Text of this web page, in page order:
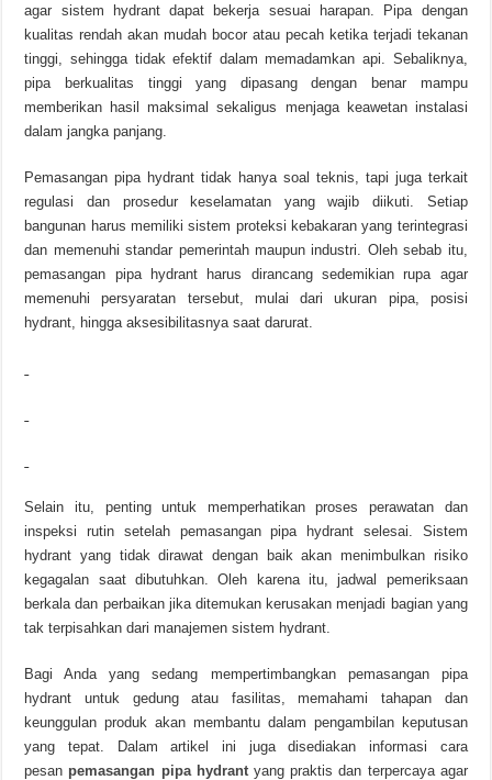
agar sistem hydrant dapat bekerja sesuai harapan. Pipa dengan
kualitas rendah akan mudah bocor atau pecah ketika terjadi tekanan
tinggi, sehingga tidak efektif dalam memadamkan api. Sebaliknya,
pipa berkualitas tinggi yang dipasang dengan benar mampu
memberikan hasil maksimal sekaligus menjaga keawetan instalasi
dalam jangka panjang.
Pemasangan pipa hydrant tidak hanya soal teknis, tapi juga terkait
regulasi dan prosedur keselamatan yang wajib diikuti. Setiap
bangunan harus memiliki sistem proteksi kebakaran yang terintegrasi
dan memenuhi standar pemerintah maupun industri. Oleh sebab itu,
pemasangan pipa hydrant harus dirancang sedemikian rupa agar
memenuhi persyaratan tersebut, mulai dari ukuran pipa, posisi
hydrant, hingga aksesibilitasnya saat darurat.
Selain itu, penting untuk memperhatikan proses perawatan dan
inspeksi rutin setelah pemasangan pipa hydrant selesai. Sistem
hydrant yang tidak dirawat dengan baik akan menimbulkan risiko
kegagalan saat dibutuhkan. Oleh karena itu, jadwal pemeriksaan
berkala dan perbaikan jika ditemukan kerusakan menjadi bagian yang
tak terpisahkan dari manajemen sistem hydrant.
Bagi Anda yang sedang mempertimbangkan pemasangan pipa
hydrant untuk gedung atau fasilitas, memahami tahapan dan
keunggulan produk akan membantu dalam pengambilan keputusan
yang tepat. Dalam artikel ini juga disediakan informasi cara
pesan pemasangan pipa hydrant yang praktis dan terpercaya agar